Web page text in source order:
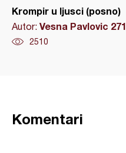
Krompir u ljusci (posno)
Autor: Vesna Pavlovic 271
2510
Komentari